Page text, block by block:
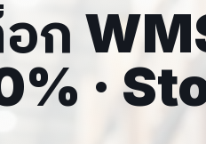
ก
·